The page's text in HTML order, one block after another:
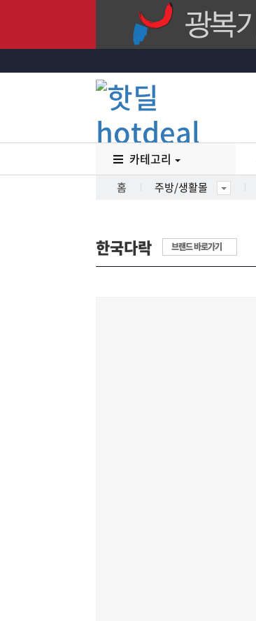
카테고리
홈
주방/생활몰
한국다락 브랜드 바로가기